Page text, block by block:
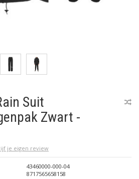
Suit
Zwart -
je eigen review
43460000-000-04
8717565658158